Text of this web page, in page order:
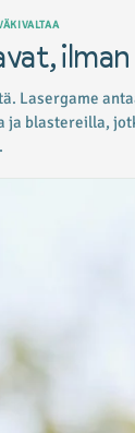
Lasergame
blastereilla,